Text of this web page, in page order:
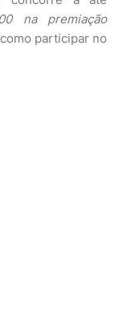
na premiação
participar no